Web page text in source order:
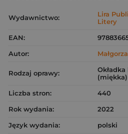
Wydawnictwo:
Lira
Litery
EAN:
Autor:
Rodzaj oprawy:
(miękka)
Liczba stron:
440
Rok wydania:
2022
Język wydania:
polski